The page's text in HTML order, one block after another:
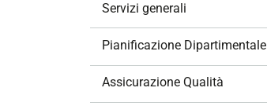
Servizi generali
Pianificazione Dipartimentale
Assicurazione Qualità